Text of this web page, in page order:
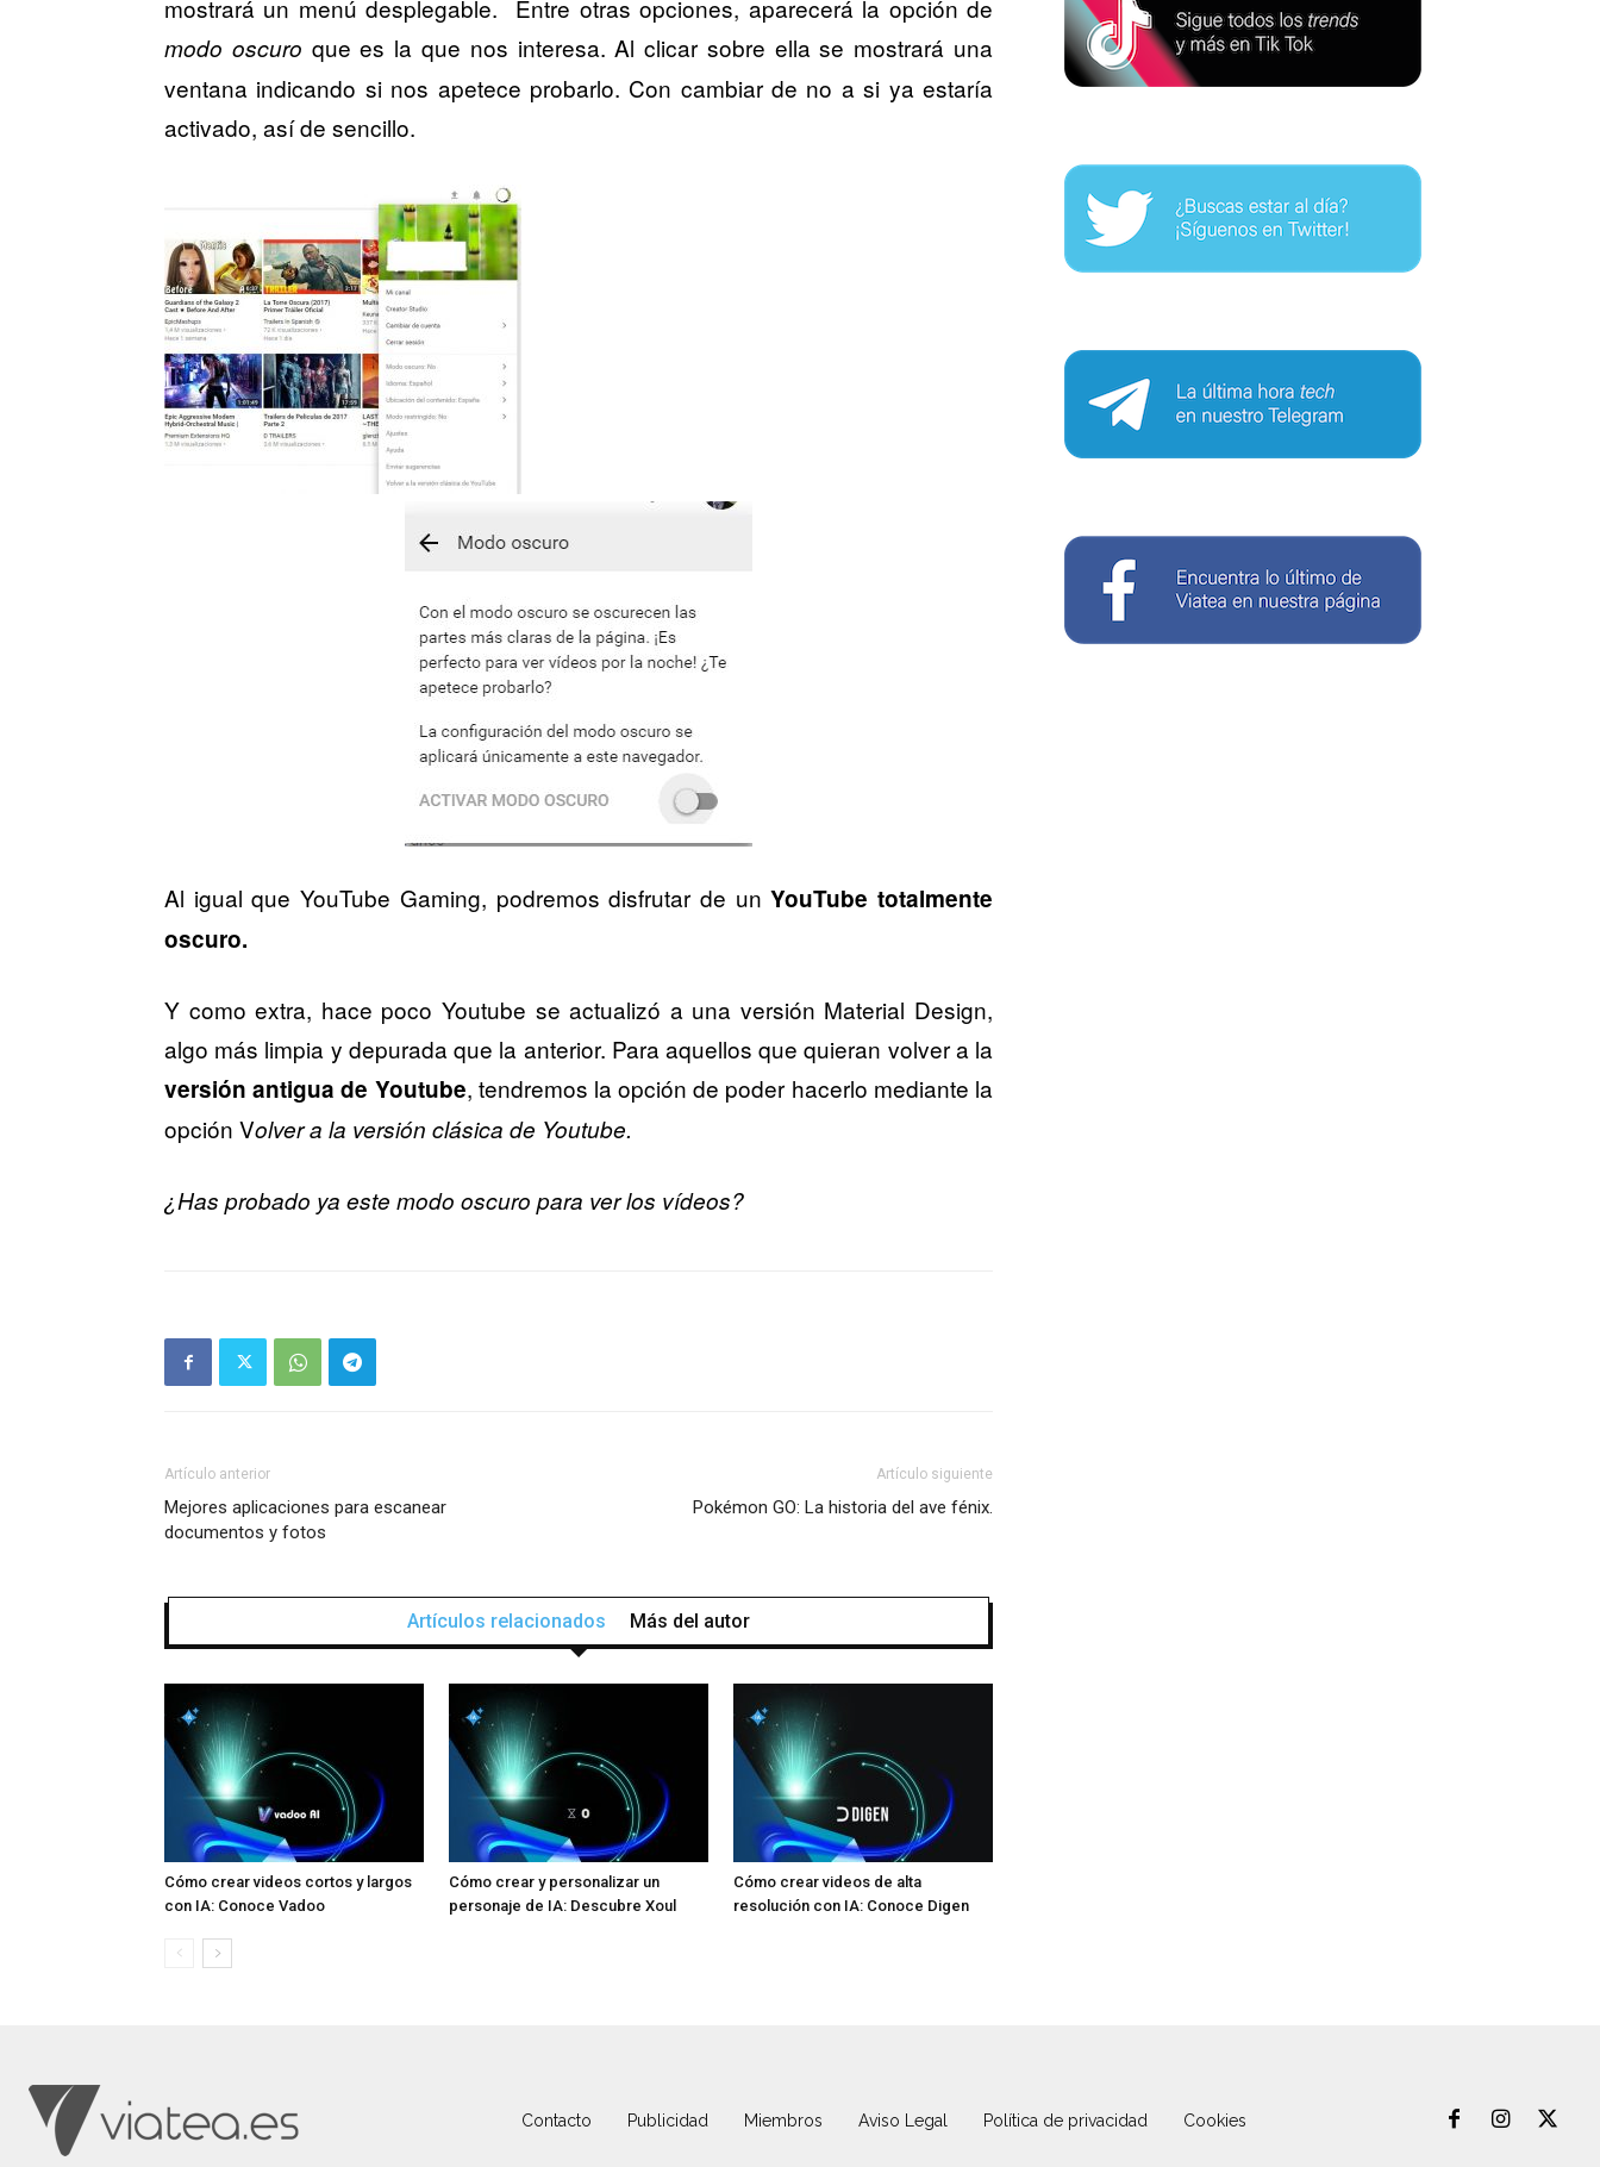
mostrará un menú desplegable. Entre otras opciones, aparecerá la opción de
modo oscuro que es la que nos interesa. Al clicar sobre ella se mostrará una
ventana indicando si nos apetece probarlo. Con cambiar de no a si ya estaría
activado, así de sencillo.
Al igual que YouTube Gaming, podremos disfrutar de unYouTube totalmente
oscuro.
Y como extra, hace poco Youtube se actualizó a una versión Material Design,
algo más limpia y depurada que la anterior. Para aquellos que quieran volver a la
versión antigua de Youtube, tendremos la opción de poder hacerlo mediante la
opción Volver a la versión clásica de Youtube.
¿Has probado ya este modo oscuro para ver los vídeos?
Artículo anterior
Mejores aplicaciones para escanear
documentos y fotos
Artículo siguiente
Pokémon GO: La historia del ave fénix.
Artículos relacionados Más del autor
Cómo crear videos cortos y largos
con IA: Conoce Vadoo
Cómo crear y personalizar un
personaje de IA: Descubre Xoul
Cómo crear videos de alta
resolución con IA: Conoce Digen
Contacto Publicidad Miembros Aviso Legal Política de privacidad Cookies